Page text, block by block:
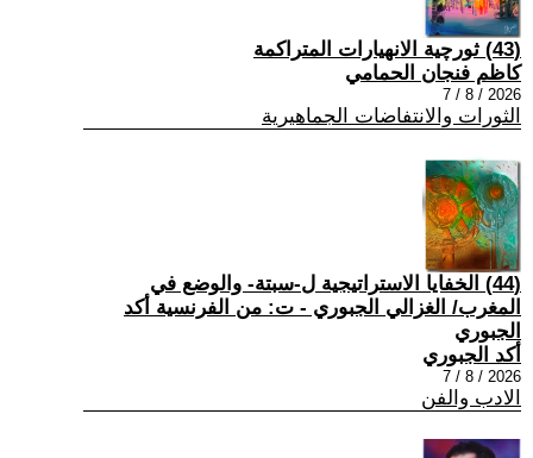
(43) ثورچية الانهيارات المتراكمة
كاظم فنجان الحمامي
2026 / 8 / 7
الثورات والانتفاضات الجماهيرية
(44) الخفايا الاستراتيجية ل-سبتة- والوضع في
المغرب/ الغزالي الجبوري - ت: من الفرنسية أكد
الجبوري
أكد الجبوري
2026 / 8 / 7
الادب والفن